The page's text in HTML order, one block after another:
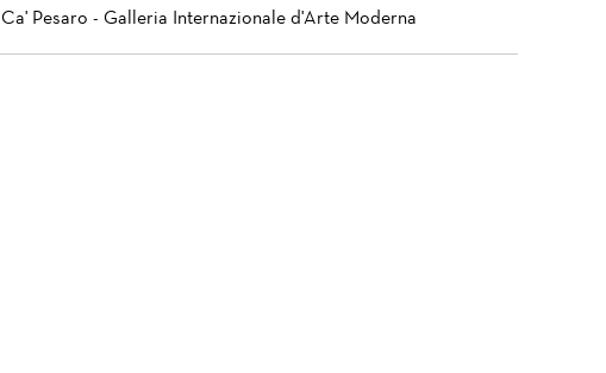
Ca' Pesaro - Galleria Internazionale d'Arte Moderna